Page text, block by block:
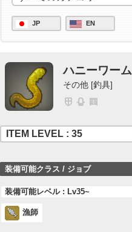
JP EN
ハニーワーム
その他 [釣具]
ITEM LEVEL : 35
装備可能クラス / ジョブ
装備可能レベル : Lv35~
漁師